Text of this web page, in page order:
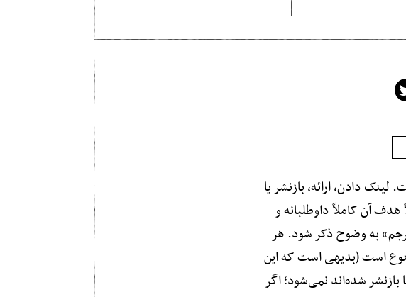
دادن، ارائه، بازنشر یا
آن کاملاً داوطلبانه و
به وضوح ذکر شود. هر
است (بدیهی است که این
شده‌اند نمی‌شود؛ اگر